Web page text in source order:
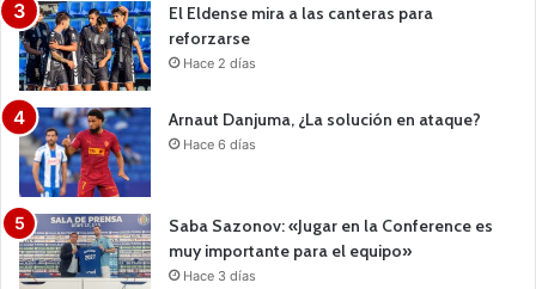
El Eldense mira a las canteras para
reforzarse
Hace 2 días
Arnaut Danjuma, ¿La solución en ataque?
Hace 6 días
Saba Sazonov: «Jugar en la Conference es
muy importante para el equipo»
Hace 3 días